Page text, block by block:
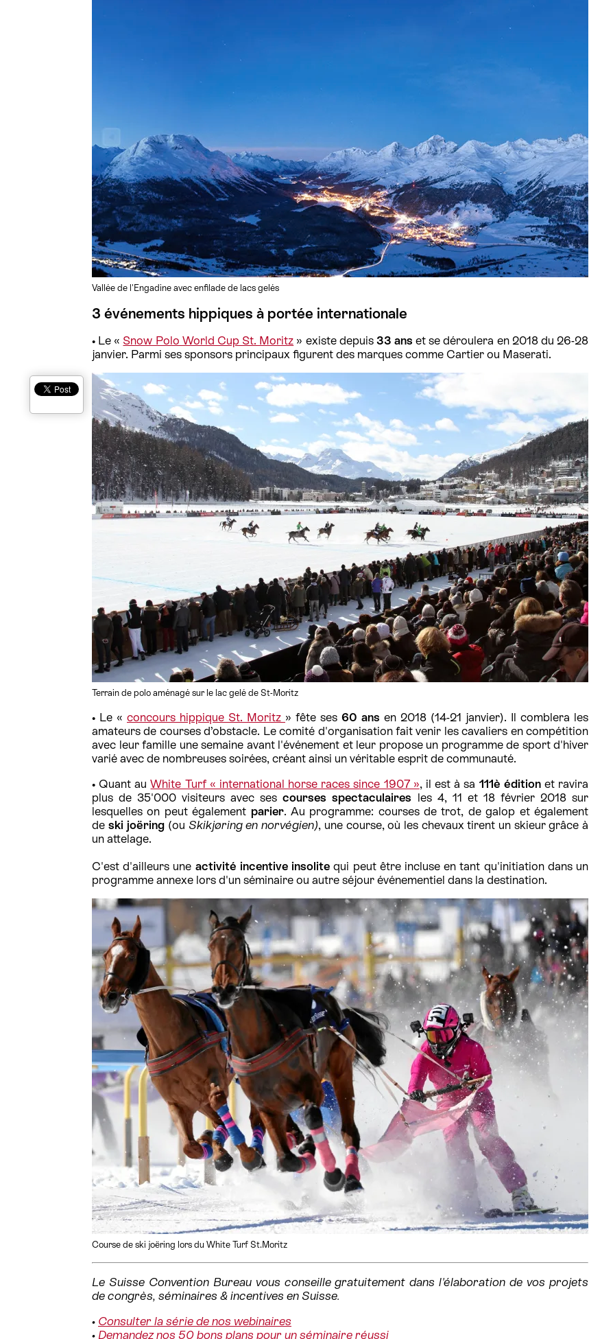
Vallée de l'Engadine avec enfilade de lacs gelés
3 événements hippiques à portée internationale
• Le « Snow Polo World Cup St. Moritz » existe depuis 33 ans et se déroulera en 2018 du 26-28
janvier. Parmi ses sponsors principaux figurent des marques comme Cartier ou Maserati.
Terrain de polo aménagé sur le lac gelé de St-Moritz
• Le « concours hippique St. Moritz » fête ses 60 ans en 2018 (14-21 janvier). Il comblera les
amateurs de courses d’obstacle. Le comité d'organisation fait venir les cavaliers en compétition
avec leur famille une semaine avant l'événement et leur propose un programme de sport d'hiver
varié avec de nombreuses soirées, créant ainsi un véritable esprit de communauté.
• Quant auWhite Turf « international horse races since 1907 », il est à sa 111è éditionet ravira
plus de 35'000 visiteurs avec sescourses spectaculaires les 4, 11 et 18 février 2018 sur
lesquelles on peut également parier. Au programme: courses de trot, de galop et également
de ski joëring (ou Skikjøring en norvégien), une course, où les chevaux tirent un skieur grâce à
un attelage.
C'est d'ailleurs une activité incentive insolite qui peut être incluse en tant qu'initiation dans un
programme annexe lors d'un séminaire ou autre séjour événementiel dans la destination.
Course de ski joëring lors du White Turf St.Moritz
Le Suisse Convention Bureau vous conseille gratuitement dans l'élaboration de vos projets
de congrès, séminaires & incentives en Suisse.
• Consulter la série de nos webinaires
• Demandez nos 50 bons plans pour un séminaire réussi